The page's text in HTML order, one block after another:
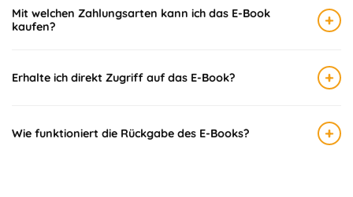
Mit welchen Zahlungsarten kann ich das E-Book
kaufen?
+
Erhalte ich direkt Zugriff auf das E-Book? +
Wie funktioniert die Rückgabe des E-Books? +